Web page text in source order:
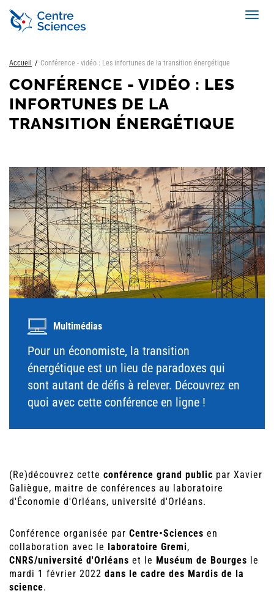
Aller
contenu
Accueil Conférence - vidéo : Les infortunes de la transition énergétique
CONFÉRENCE - VIDÉO : LES
INFORTUNES DE LA
TRANSITION ÉNERGÉTIQUE
Multimédias
Pour un économiste, la transition
énergétique est un lieu de paradoxes qui
sont autant de défis à relever. Découvrez en
quoi avec cette conférence en ligne !
(Re)découvrez cette conférence grand public par Xavier
Galiègue, maitre de conférences au laboratoire
d'Économie d'Orléans, université d'Orléans.
Conférence organisée par Centre•Sciences en
collaboration avec le
laboratoire Gremi,
CNRS/université d'Orléans et le Muséum de Bourges le
mardi 1 février 2022 dans le cadre des Mardis de la
science.